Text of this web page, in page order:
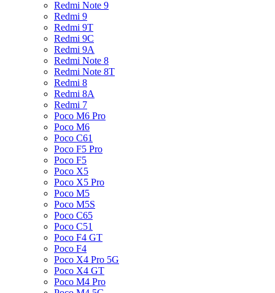
Redmi Note 9
Redmi 9
Redmi 9T
Redmi 9C
Redmi 9A
Redmi Note 8
Redmi Note 8T
Redmi 8
Redmi 8A
Redmi 7
Poco M6 Pro
Poco M6
Poco C61
Poco F5 Pro
Poco F5
Poco X5
Poco X5 Pro
Poco M5
Poco M5S
Poco C65
Poco C51
Poco F4 GT
Poco F4
Poco X4 Pro 5G
Poco X4 GT
Poco M4 Pro